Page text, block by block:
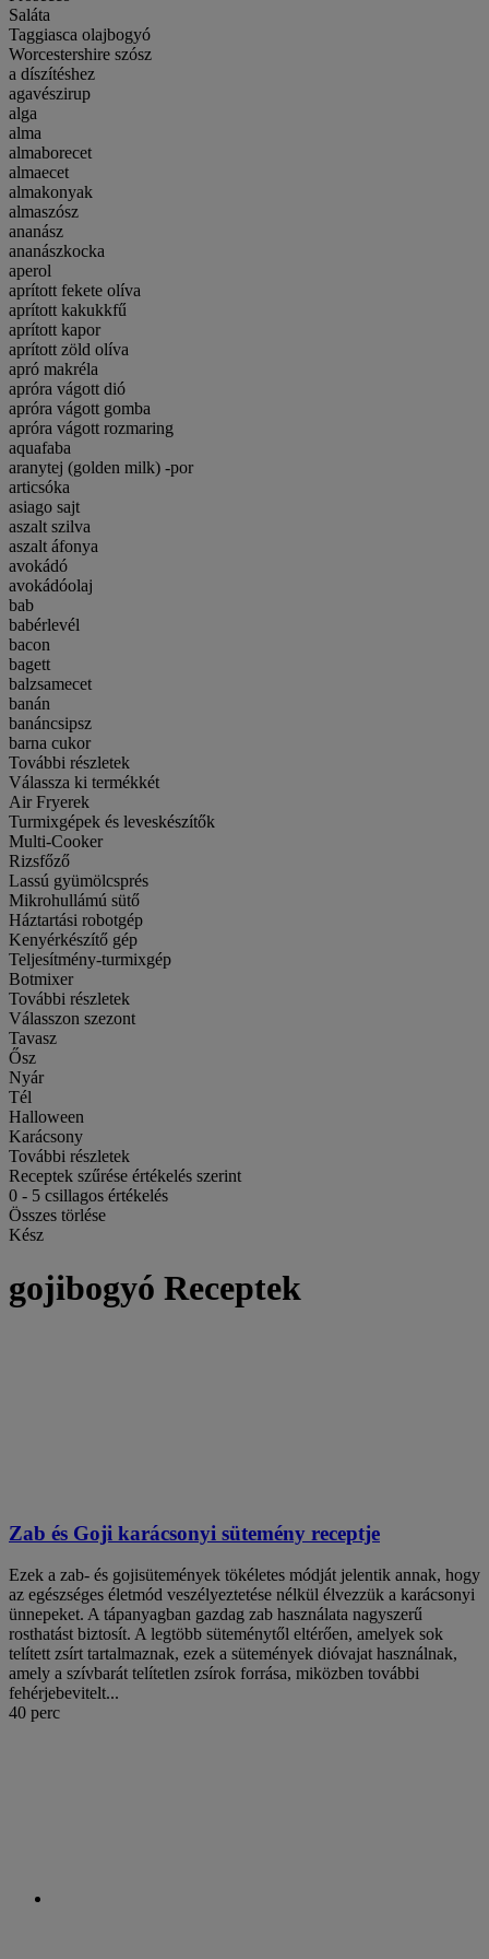
Saláta
Taggiasca olajbogyó
Worcestershire szósz
a díszítéshez
agavészirup
alga
alma
almaborecet
almaecet
almakonyak
almaszósz
ananász
ananászkocka
aperol
aprított fekete olíva
aprított kakukkfű
aprított kapor
aprított zöld olíva
apró makréla
apróra vágott dió
apróra vágott gomba
apróra vágott rozmaring
aquafaba
aranytej (golden milk) -por
articsóka
asiago sajt
aszalt szilva
aszalt áfonya
avokádó
avokádóolaj
bab
babérlevél
bacon
bagett
balzsamecet
banán
banáncsipsz
barna cukor
További részletek
Válassza ki termékkét
Air Fryerek
Turmixgépek és leveskészítők
Multi-Cooker
Rizsfőző
Lassú gyümölcsprés
Mikrohullámú sütő
Háztartási robotgép
Kenyérkészítő gép
Teljesítmény-turmixgép
Botmixer
További részletek
Válasszon szezont
Tavasz
Ősz
Nyár
Tél
Halloween
Karácsony
További részletek
Receptek szűrése értékelés szerint
0 - 5 csillagos értékelés
Összes törlése
Kész
gojibogyó Receptek
Zab és Goji karácsonyi sütemény receptje
Ezek a zab- és gojisütemények tökéletes módját jelentik annak, hogy
az egészséges életmód veszélyeztetése nélkül élvezzük a karácsonyi
ünnepeket. A tápanyagban gazdag zab használata nagyszerű
rosthatást biztosít. A legtöbb süteménytől eltérően, amelyek sok
telített zsírt tartalmaznak, ezek a sütemények dióvajat használnak,
amely a szívbarát telítetlen zsírok forrása, miközben további
fehérjebevitelt...
40 perc